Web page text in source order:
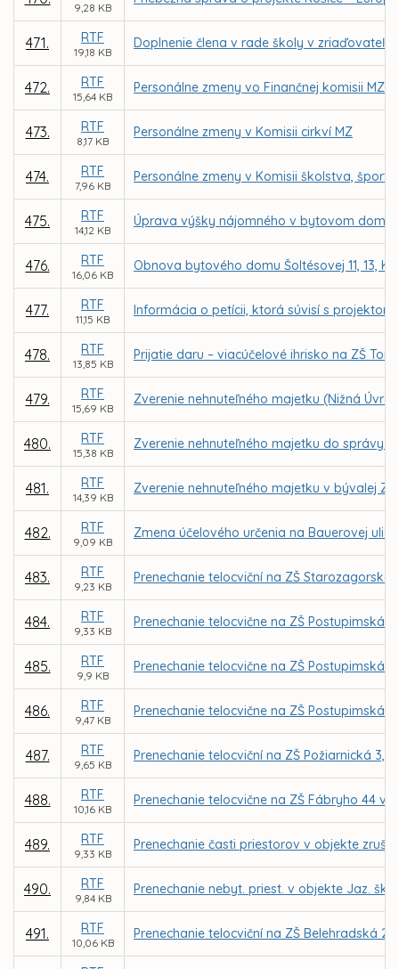
9,28 KB
471. RTF
19,18 KB
Doplnenie člena v rade školy v
472. RTF
15,64 KB
Personálne zmeny vo Finančnej komisii MZ
473. RTF
8,17 KB
Personálne zmeny v Komisii cirkví MZ
474. RTF
7,96 KB
Personálne zmeny v Komisii školstva,
475. RTF
14,12 KB
Úprava výšky nájomného v bytovom dome
476. RTF
16,06 KB
Obnova bytového domu Šoltésovej 11, 13,
477. RTF
11,15 KB
Informácia o petícii, ktorá súvisí s
478. RTF
13,85 KB
Prijatie daru – viacúčelové ihrisko na ZŠ
479. RTF
15,69 KB
Zverenie nehnuteľného majetku (Nižná
480. RTF
15,38 KB
Zverenie nehnuteľného majetku do správy
481. RTF
14,39 KB
Zverenie nehnuteľného majetku v bývalej
482. RTF
9,09 KB
Zmena účelového určenia na Bauerovej ulici
483. RTF
9,23 KB
Prenechanie telocviční na ZŠ
484. RTF
9,33 KB
Prenechanie telocvične na ZŠ Postupimská
485. RTF
9,9 KB
Prenechanie telocvične na ZŠ Postupimská
486. RTF
9,47 KB
Prenechanie telocvične na ZŠ Postupimská
487. RTF
9,65 KB
Prenechanie telocviční na ZŠ Požiarnická 3,
488. RTF
10,16 KB
Prenechanie telocvične na ZŠ Fábryho 44
489. RTF
9,33 KB
Prenechanie časti priestorov v objekte zruš.
490. RTF
9,84 KB
Prenechanie nebyt. priest. v objekte Jaz.
491. RTF
10,06 KB
Prenechanie telocviční na ZŠ Belehradská